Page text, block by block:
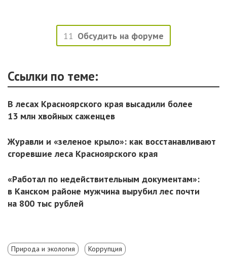
11 Обсудить на форуме
Ссылки по теме:
В лесах Красноярского края высадили более
13 млн хвойных саженцев
Журавли и «зеленое крыло»: как восстанавливают
сгоревшие леса Красноярского края
«Работал по недействительным документам»:
в Канском районе мужчина вырубил лес почти
на 800 тыс рублей
Природа и экология Коррупция